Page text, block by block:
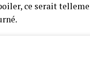
ce serait